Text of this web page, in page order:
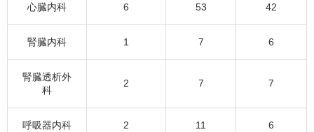
心臓内科 6 53 42
腎臓内科 1 7 6
腎臓透析外
科
2 7 7
呼吸器内科 2 11 6